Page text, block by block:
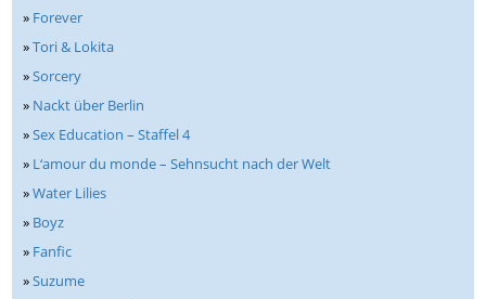
» Forever
»Tori & Lokita
»Sorcery
» Nackt über Berlin
»Sex Education – Staffel 4
» L‘amour du monde – Sehnsucht nach der Welt
»Water Lilies
» Boyz
» Fanfic
»Suzume